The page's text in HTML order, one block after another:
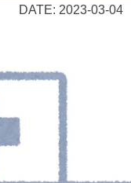
DATE: 2023-03-04